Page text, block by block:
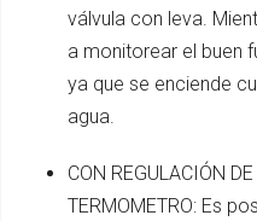
válvula con leva.
a monitorear el buen
ya que se enciende
agua.
CON REGULACIÓN
TERMOMETRO: Es